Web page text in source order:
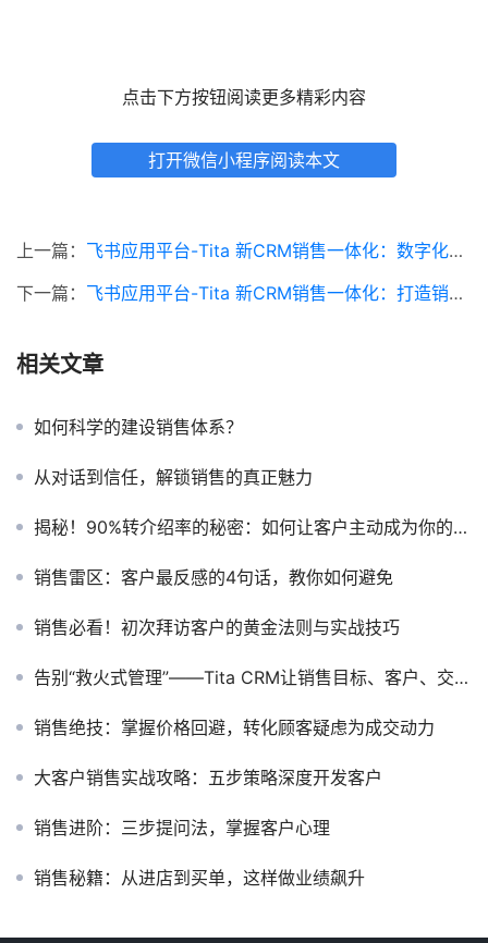
点击下方按钮阅读更多精彩内容
打开微信小程序阅读本文
上一篇： 飞书应用平台-Tita 新CRM销售一体化：数字化赋能，打造销售到交付的全链路闭环
下一篇： 飞书应用平台-Tita 新CRM销售一体化：打造销售与交付无缝衔接的高效引擎
相关文章
如何科学的建设销售体系？
从对话到信任，解锁销售的真正魅力
揭秘！90%转介绍率的秘密：如何让客户主动成为你的品牌大使
销售雷区：客户最反感的4句话，教你如何避免
销售必看！初次拜访客户的黄金法则与实战技巧
告别“救火式管理”——Tita CRM让销售目标、客户、交付、考核自动跑起来
销售绝技：掌握价格回避，转化顾客疑虑为成交动力
大客户销售实战攻略：五步策略深度开发客户
销售进阶：三步提问法，掌握客户心理
销售秘籍：从进店到买单，这样做业绩飙升